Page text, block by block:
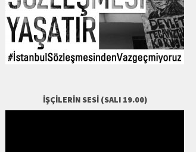
İŞÇILERIN SESI (SALI 19.00)